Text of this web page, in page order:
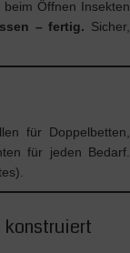
Öffnen Insekten
– fertig. Sicher,
für Doppelbetten,
für jeden Bedarf.
konstruiert